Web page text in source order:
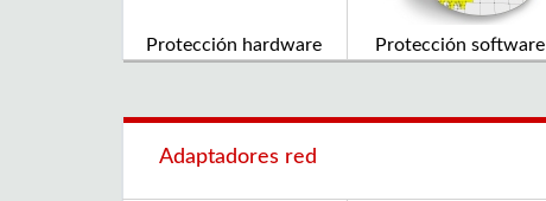
Protección hardware Protección software
Adaptadores red